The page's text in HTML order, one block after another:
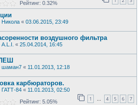
Рейтинг: 0.32%
Никола « 03.06.2015, 23:49
воздушного фильтра
A.L.I. « 25.04.2014, 16:45
шаман7 « 11.01.2013, 12:18
карбюраторов.
ГАТТ-84 « 11.01.2013, 02:50
1 … 4 5 6 7
Рейтинг: 5.05%